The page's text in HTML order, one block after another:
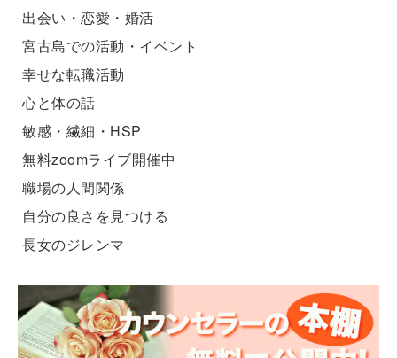
出会い・恋愛・婚活
宮古島での活動・イベント
幸せな転職活動
心と体の話
敏感・繊細・HSP
無料zoomライブ開催中
職場の人間関係
自分の良さを見つける
長女のジレンマ